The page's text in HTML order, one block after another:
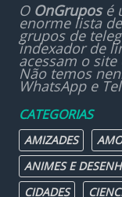
O OnGruposé
enorme lista
grupos de
indexador de
acessam o
Não temos
WhatsApp e
CATEGORIAS
AMIZADES
ANIMES E
CIDADES